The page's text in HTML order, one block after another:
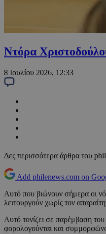
Ντόρα
8 Ιουλίου 2026, 12:33
Δες περισσότερα άρθρα του
Add philenews.com on
Αυτό που βιώνουν σήμερα οι
λειτουργούν χωρίς τον
Αυτό τονίζει σε παρέμβαση
φορολογούνται και